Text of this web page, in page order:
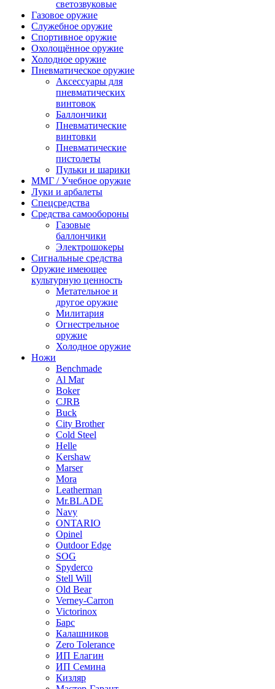
светозвуковые
Газовое оружие
Служебное оружие
Спортивное оружие
Охолощённое оружие
Холодное оружие
Пневматическое оружие
Аксессуары для
пневматических
винтовок
Баллончики
Пневматические
винтовки
Пневматические
пистолеты
Пульки и шарики
ММГ / Учебное оружие
Луки и арбалеты
Спецсредства
Средства самообороны
Газовые
баллончики
Электрошокеры
Сигнальные средства
Оружие имеющее
культурную ценность
Метательное и
другое оружие
Милитария
Огнестрельное
оружие
Холодное оружие
Ножи
Benchmade
Al Mar
Boker
CJRB
Buck
City Brother
Cold Steel
Helle
Kershaw
Marser
Mora
Leatherman
Mr.BLADE
Navy
ONTARIO
Opinel
Outdoor Edge
SOG
Spyderco
Stell Will
Old Bear
Verney-Carron
Victorinox
Барс
Калашников
Zero Tolerance
ИП Елагин
ИП Семина
Кизляр